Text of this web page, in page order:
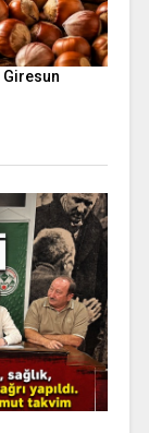
Giresun